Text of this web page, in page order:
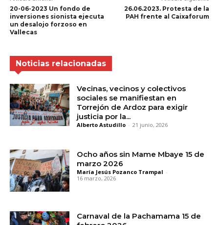
20-06-2023 Un fondo de
inversiones sionista ejecuta
un desalojo forzoso en
Vallecas
26.06.2023. Protesta de la
PAH frente al Caixaforum
Noticias relacionadas
Vecinas, vecinos y colectivos
sociales se manifiestan en
Torrejón de Ardoz para exigir
justicia por la...
Alberto Astudillo - 21 junio, 2026
Ocho años sin Mame Mbaye 15 de
marzo 2026
María Jesús Pozanco Trampal -
16 marzo, 2026
Carnaval de la Pachamama 15 de